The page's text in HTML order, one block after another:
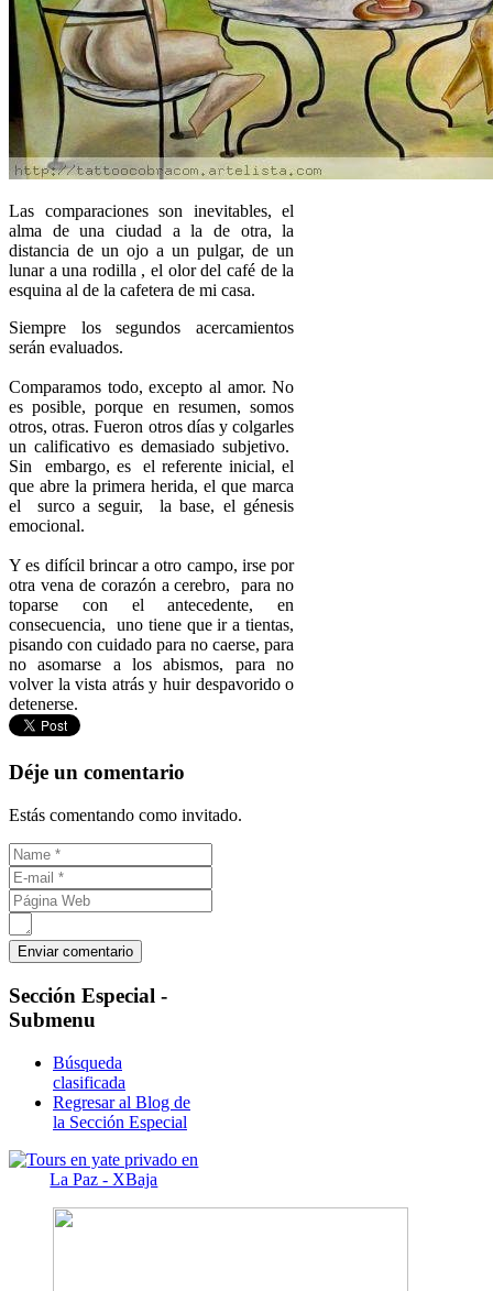
Las comparaciones son inevitables, el
alma de una ciudad a la de otra, la
distancia de un ojo a un pulgar, de un
lunar a una rodilla , el olor del café de la
esquina al de la cafetera de mi casa.
Siempre los segundos acercamientos
serán evaluados.
Comparamos todo, excepto al amor. No
es posible, porque en resumen, somos
otros, otras. Fueron otros días y colgarles
un calificativo es demasiado subjetivo.
Sin embargo, es el referente inicial, el
que abre la primera herida, el que marca
el surco a seguir, la base, el génesis
emocional.
Y es difícil brincar a otro campo, irse por
otra vena de corazón a cerebro, para no
toparse con el antecedente, en
consecuencia, uno tiene que ir a tientas,
pisando con cuidado para no caerse, para
no asomarse a los abismos, para no
volver la vista atrás y huir despavorido o
detenerse.
Déje un comentario
Estás comentando como invitado.
Sección Especial -
Submenu
Búsqueda
clasificada
Regresar al Blog de
la Sección Especial